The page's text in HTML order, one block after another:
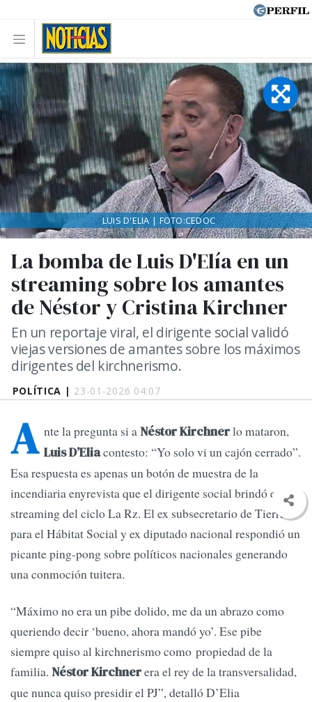
POLÍTICA | 23-01-2026 04:07
La bomba de Luis D'Elía en un
streaming sobre los amantes
de Néstor y Cristina Kirchner
En un reportaje viral, el dirigente social validó
viejas versiones de amantes sobre los máximos
dirigentes del kirchnerismo.
LUIS D'ELIA | FOTO:CEDOC
A nte la pregunta si aNéstor Kirchnerlo mataron,
Luis D’Eliacontesto: “Yo solo vi un cajón cerrado”.
Esa respuesta es apenas un botón de muestra de la
incendiaria enyrevista que el dirigente social brindó en el
streaming del ciclo La Rz. El ex subsecretario de Tierras
para el Hábitat Social y ex diputado nacional respondió un
picante ping-pong sobre políticos nacionales generando
una conmoción tuitera.
“Máximo no era un pibe dolido, me da un abrazo como
queriendo decir ‘bueno, ahora mandó yo’. Ese pibe
siempre quiso al kirchnerismo como propiedad de la
familia. Néstor Kirchnerera el rey de la transversalidad,
que nunca quiso presidir el PJ”, detalló D’Elia